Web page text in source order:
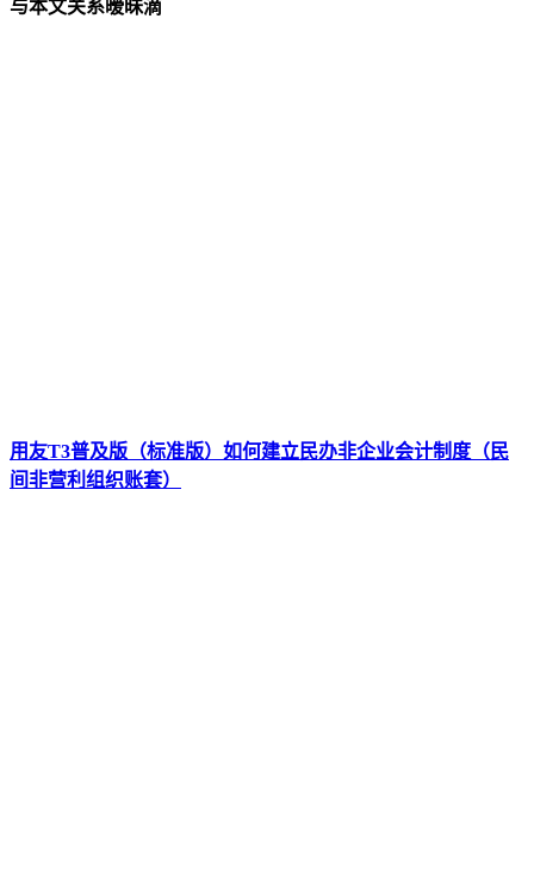
与本文关系暧昧滴
用友T3普及版（标准版）如何建立民办非企业会计制度（民
间非营利组织账套）